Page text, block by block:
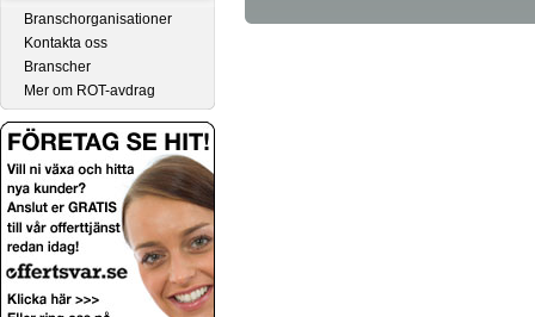
Branschorganisationer
Kontakta oss
Branscher
Mer om ROT-avdrag